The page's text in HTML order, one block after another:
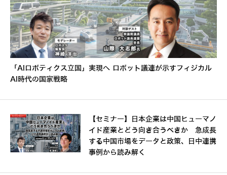
「AIロボティクス立国」実現へ ロボット議連が示すフィジカル
AI時代の国家戦略
【セミナー】日本企業は中国ヒューマノ
イド産業とどう向き合うべきか 急成長
する中国市場をデータと政策、日中連携
事例から読み解く